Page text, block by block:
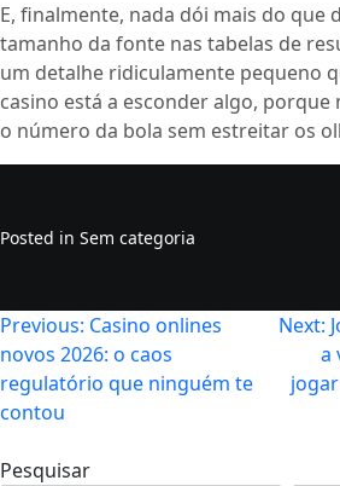
E, finalmente, nada dói mais do que
tamanho da fonte nas tabelas de
um detalhe ridiculamente pequeno
casino está a esconder algo,
o número da bola sem estreitar os
Posted in Sem categoria
Navegação
de
artigos
Previous: Casino onlines
novos 2026: o caos
regulatório que ninguém te
contou
Next:
a
Pesquisar